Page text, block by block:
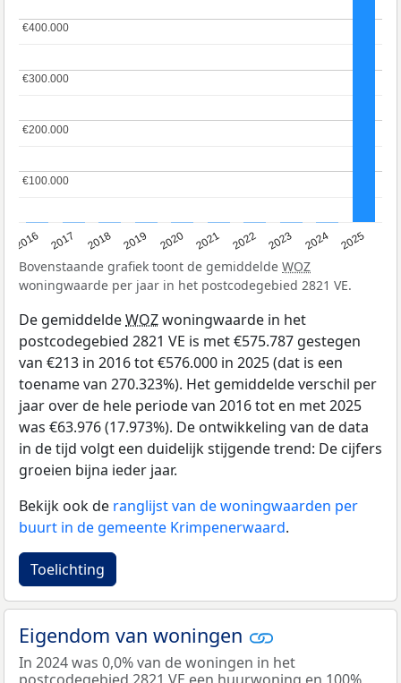
2016 2017 2018 2019 2020 2021 2022 2023 2024 2025
€100.000
€100.000
€200.000
€200.000
€300.000
€300.000
€400.000
€400.000
Bovenstaande grafiek toont de gemiddelde WOZ
woningwaarde per jaar in het postcodegebied 2821 VE.
De gemiddeldeWOZwoningwaarde in het
postcodegebied 2821 VE is met €575.787 gestegen
van €213 in 2016 tot €576.000 in 2025 (dat is een
toename van 270.323%). Het gemiddelde verschil per
jaar over de hele periode van 2016 tot en met 2025
was €63.976 (17.973%). De ontwikkeling van de data
in de tijd volgt een duidelijk stijgende trend: De cijfers
groeien bijna ieder jaar.
Bekijk ook de ranglijst van de woningwaarden per
buurt in de gemeente Krimpenerwaard.
Toelichting
Eigendom van woningen
In 2024 was 0,0% van de woningen in het